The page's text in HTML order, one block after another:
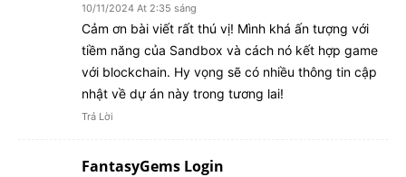
10/11/2024 At 2:35 sáng
Cảm ơn bài viết rất thú vị! Mình khá ấn tượng với
tiềm năng của Sandbox và cách nó kết hợp game
với blockchain. Hy vọng sẽ có nhiều thông tin cập
nhật về dự án này trong tương lai!
Trả Lời
FantasyGems Login